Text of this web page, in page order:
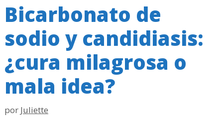
Bicarbonato de
sodio y candidiasis:
¿cura milagrosa o
mala idea?
por Juliette